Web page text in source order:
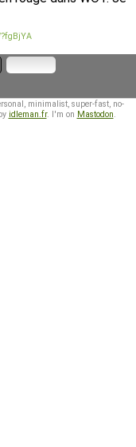
minimalist, super-fast, no-
idleman.fr. I'm on Mastodon.